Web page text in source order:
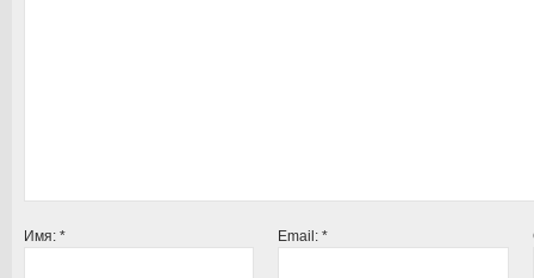
Имя: * Email:*